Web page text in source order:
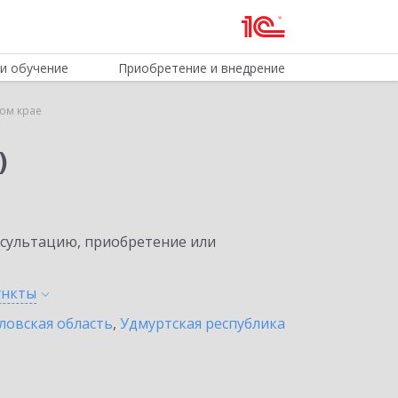
обучение Приобретение и внедрение
крае
приобретение или
область, Удмуртская республика